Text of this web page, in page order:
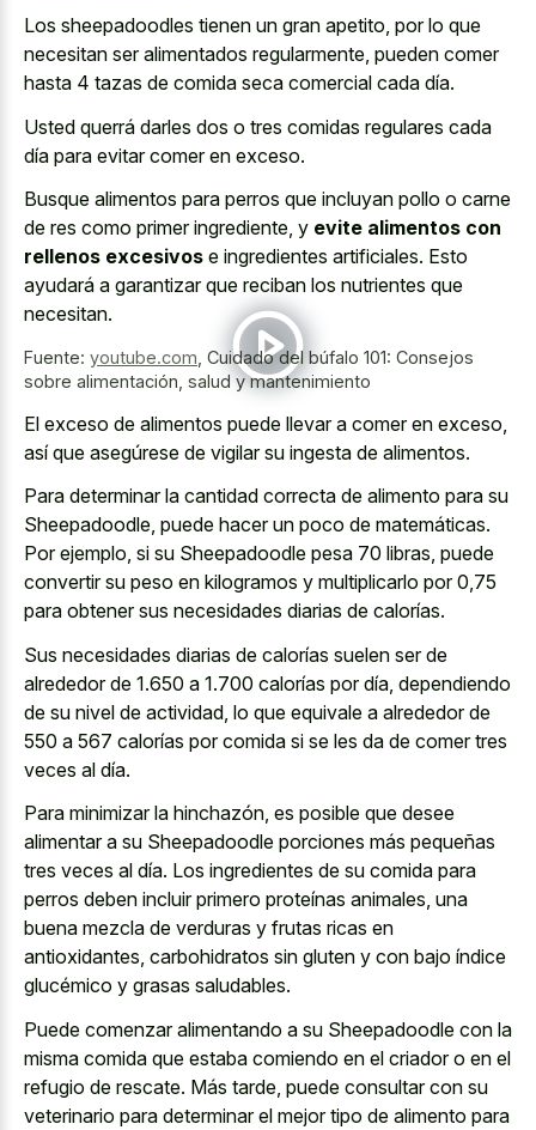
Los sheepadoodles tienen un gran apetito, por lo que
necesitan ser alimentados regularmente, pueden comer
hasta 4 tazas de comida seca comercial cada día.
Usted querrá darles dos o tres comidas regulares cada
día para evitar comer en exceso.
Busque alimentos para perros que incluyan pollo o carne
de res como primer ingrediente, y evite alimentos con
rellenos excesivos e ingredientes artificiales. Esto
ayudará a garantizar que reciban los nutrientes que
necesitan.
Fuente: youtube.com, Cuidado del búfalo 101: Consejos
sobre alimentación, salud y mantenimiento
El exceso de alimentos puede llevar a comer en exceso,
así que asegúrese de vigilar su ingesta de alimentos.
Para determinar la cantidad correcta de alimento para su
Sheepadoodle, puede hacer un poco de matemáticas.
Por ejemplo, si su Sheepadoodle pesa 70 libras, puede
convertir su peso en kilogramos y multiplicarlo por 0,75
para obtener sus necesidades diarias de calorías.
Sus necesidades diarias de calorías suelen ser de
alrededor de 1.650 a 1.700 calorías por día, dependiendo
de su nivel de actividad, lo que equivale a alrededor de
550 a 567 calorías por comida si se les da de comer tres
veces al día.
Para minimizar la hinchazón, es posible que desee
alimentar a su Sheepadoodle porciones más pequeñas
tres veces al día. Los ingredientes de su comida para
perros deben incluir primero proteínas animales, una
buena mezcla de verduras y frutas ricas en
antioxidantes, carbohidratos sin gluten y con bajo índice
glucémico y grasas saludables.
Puede comenzar alimentando a su Sheepadoodle con la
misma comida que estaba comiendo en el criador o en el
refugio de rescate. Más tarde, puede consultar con su
veterinario para determinar el mejor tipo de alimento para